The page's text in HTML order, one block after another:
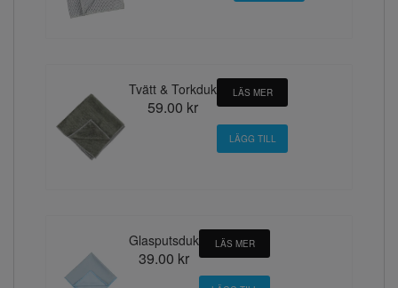
Tvätt & Torkduk
59.00 kr
LÄS MER
Glasputsduk
39.00 kr
LÄS MER